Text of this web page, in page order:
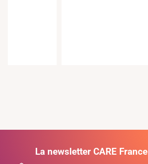
La newsletter CARE France